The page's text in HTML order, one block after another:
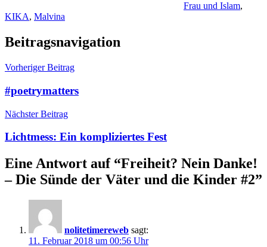
Frau und Islam,
KIKA, Malvina
Beitragsnavigation
Vorheriger Beitrag
#poetrymatters
Nächster Beitrag
Lichtmess: Ein kompliziertes Fest
Eine Antwort auf “Freiheit? Nein Danke!
– Die Sünde der Väter und die Kinder #2”
nolitetimereweb sagt:
11. Februar 2018 um 00:56 Uhr